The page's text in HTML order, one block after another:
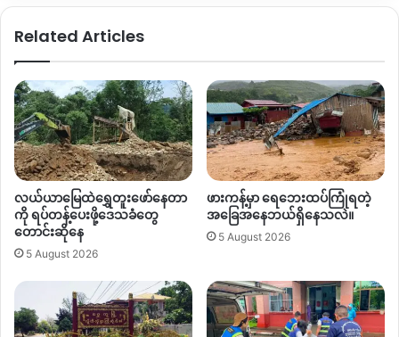
မယ့် တစ်ဖက်ကပြောရရင် ပါတီအောင်နိုင်ရေးဆိုတာ ဟန်ပြလောက်
ပါပဲ အစကတည်းက သူတို့မှာစီစဉ်ထားပြီးသားပဲ။
တဲ့ ရွေးကောက်ပွဲက ယုံကြည်ရတဲ့ရလဒ်ဆိုတာ ဘယ်တုန်းမှရှိလာမှာ
မဟုတ်ဘူး” လို့ ကချင်နိုင်ငံရေးလေ့လာသူတစ်ဦးက ပြောပါတယ်။
စစ်တပ်ရဲ့ရွေးကောက်ပွဲ အပိုင်း ၂ မှာတော့ ကချင်ပြည်နယ်
က မိုးကောင်း၊ ဝိုင်းမော် နဲ့ မချမ်းဘော မြို့နယ်တို့ပါဝင်ပါတယ်။
ကချင်ပြည်နယ်မှာ မြို့နယ် ၁၈ မြို့နယ် ရှိပြီး စစ်အုပ်စုကလုပ်
မယ့် ရွေးကောက်ပွဲ အပိုင်း ၁ မြို့နယ်၊ အပိုင်း ၂ မှာ ၃ မြို့နယ်
ပါဝင်တာကြောင့်
မြို့နယ်မှာ ရွေးကောက်ပွဲလုပ်ဖို့
ကြေညာထားပြီး
မြို့နယ်၊
ဆော့လော်မြို့နယ်၊ ဆွမ်ပရာဘွမ်မြို့နယ်နဲ့ အင်ဂျန်း
ယန်
မြို့နယ်တို့ ဖြစ်ပါတယ်။
ပြ
ရ
ဟု
ဆို
Related Articles
လယ်ယာမြေထဲရွှေတူးဖော်နေတာ
ကို ရပ်တန့်ပေးဖို့ဒေသခံတွေ
တောင်းဆိုနေ
5 August 2026
ဖားကန့်မှာ ရေဘေးထပ်ကြုံရတဲ့
အခြေအနေဘယ်ရှိနေသလဲ။
5 August 2026